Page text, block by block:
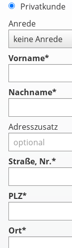
Privatkunde
Anrede
Vorname*
Nachname*
Adresszusatz
Straße, Nr.*
PLZ*
Ort*